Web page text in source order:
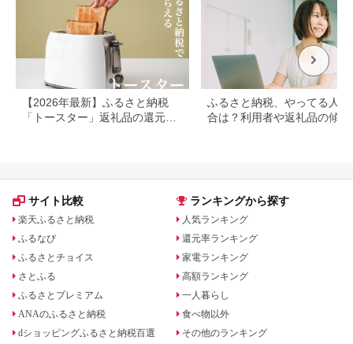
【2026年最新】ふるさと納税
「トースター」返礼品の還元率
ふるさと納税、やってる人の
合は？利用者や返礼品の傾向
サイト比較
楽天ふるさと納税
ふるなび
ふるさとチョイス
さとふる
ふるさとプレミアム
ANAのふるさと納税
dショッピングふるさと納税百選
ランキングから探す
人気ランキング
還元率ランキング
家電ランキング
高額ランキング
一人暮らし
食べ物以外
その他のランキング